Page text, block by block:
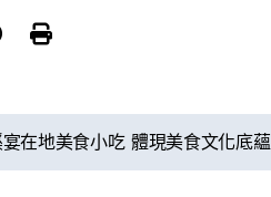
在地美食小吃 體現美食文化底蘊